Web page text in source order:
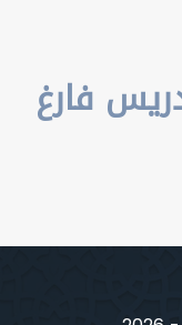
فارغ